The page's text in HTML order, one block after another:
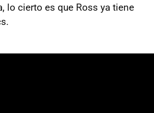
lo cierto es que Ross ya tiene